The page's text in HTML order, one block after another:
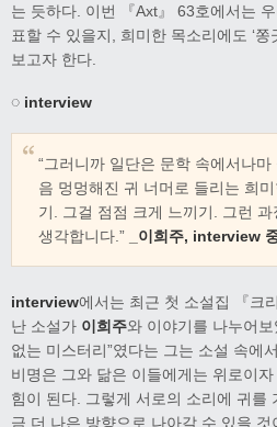
는 듯하다. 이번 『Axt』 63호에서는
표할 수 있을지, 희미한 목소리에도 ‘
보고자 한다.
◌ interview
“그러니까 일단은 문학 속에서나
음 멍멍해진 귀 너머로 들리는 희
기. 그걸 점점 크게 느끼기. 그런
생각합니다.”
_이희주, interview
interview에서는 최근 첫 소설집 『크
난 소설가 이희주와 이야기를 나누어
없는 미스터리”였다는 그는 소설 속에
비명은 그와 닮은 이들에게는 위로이
힘이 된다. 그렇게 서로의 소리에 귀를
금 더 나은 방향으로 나아갈 수 있을